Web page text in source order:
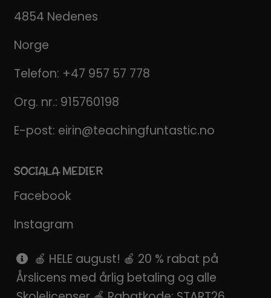
4854 Nedenes
Norge
Telefon: +47 957 57 778
Org. nr.: 915760198
E-post: eirin@teachingfuntastic.no
SOCIALA MEDIER
Facebook
Instagram
Pinterest
SnapChat
🍎 HELE august! 🍎 20 % rabat på
Årslicens med årlig betaling og alle